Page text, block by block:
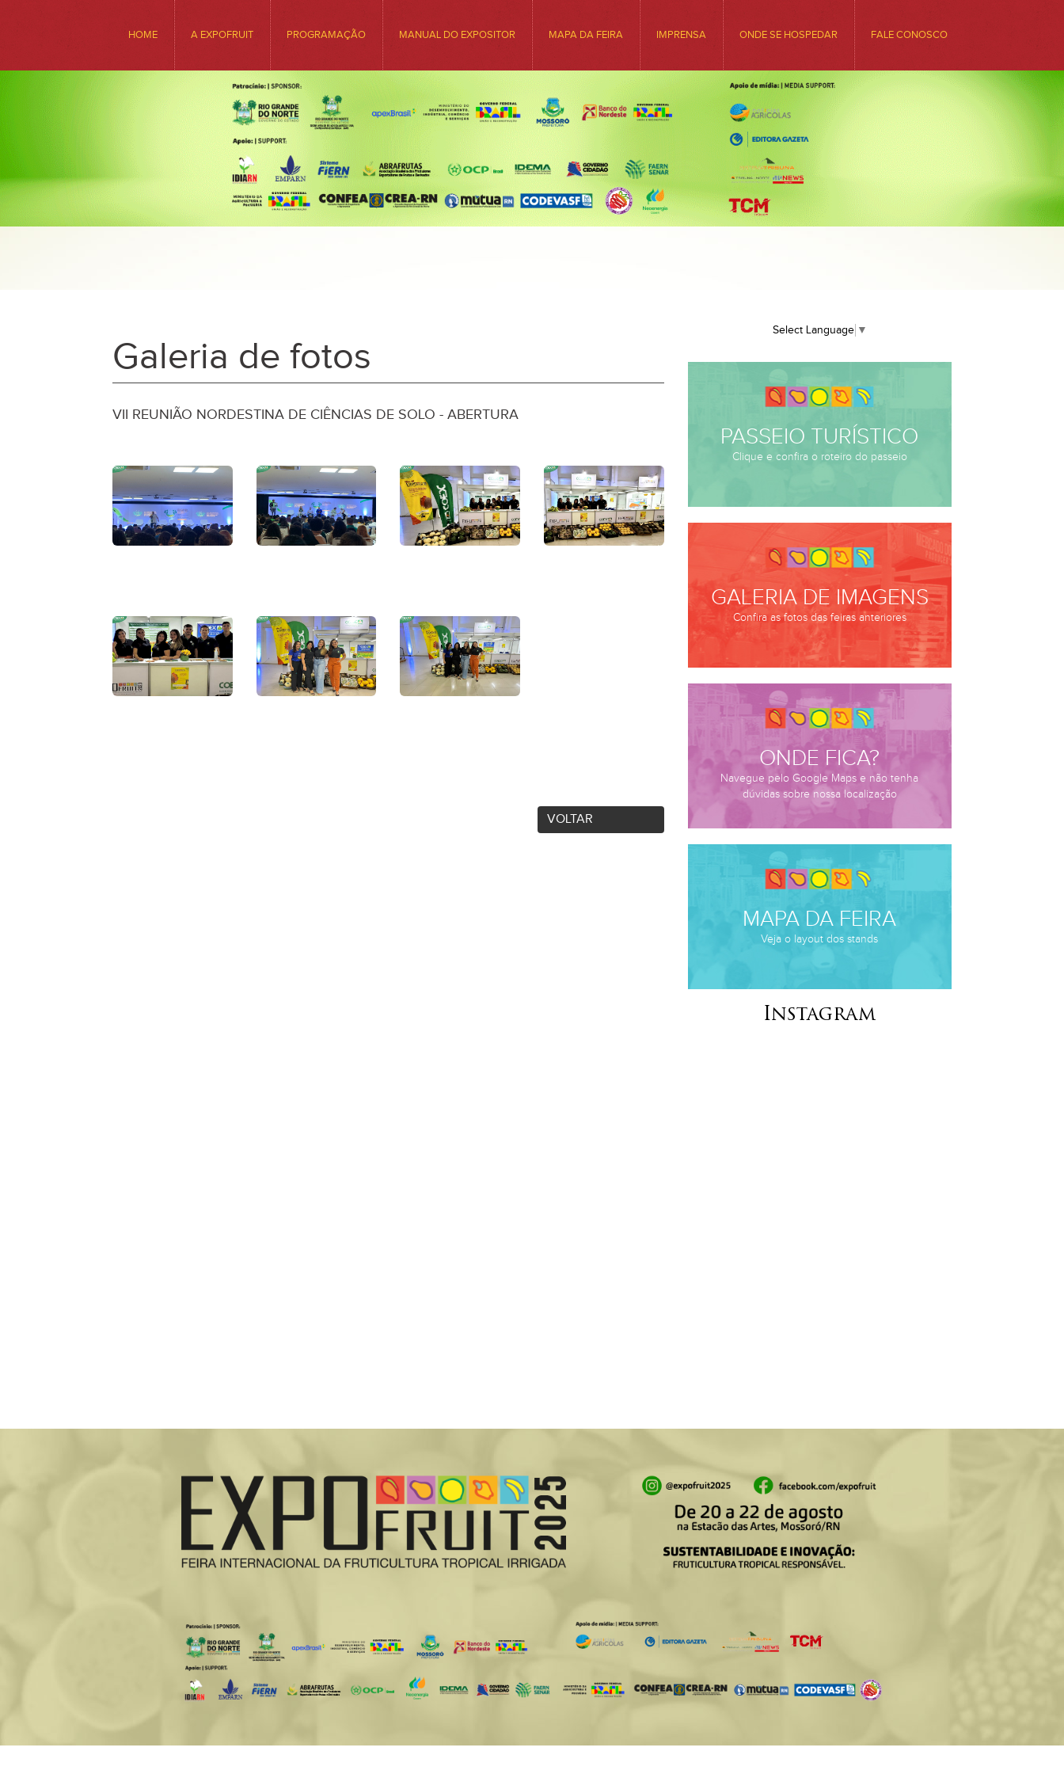
HOME A EXPOFRUIT PROGRAMAÇÃO MANUAL DO EXPOSITOR MAPA DA FEIRA IMPRENSA ONDE SE HOSPEDAR FALE CONOSCO
Galeria de fotos
VII REUNIÃO NORDESTINA DE CIÊNCIAS DE SOLO - ABERTURA
VOLTAR
Select Language ▼
PASSEIO TURÍSTICO
Clique e confira o roteiro do passeio
GALERIA DE IMAGENS
Confira as fotos das feiras anteriores
ONDE FICA?
Navegue pelo Google Maps e não tenha
dúvidas sobre nossa localização
MAPA DA FEIRA
Veja o layout dos stands
Instagram